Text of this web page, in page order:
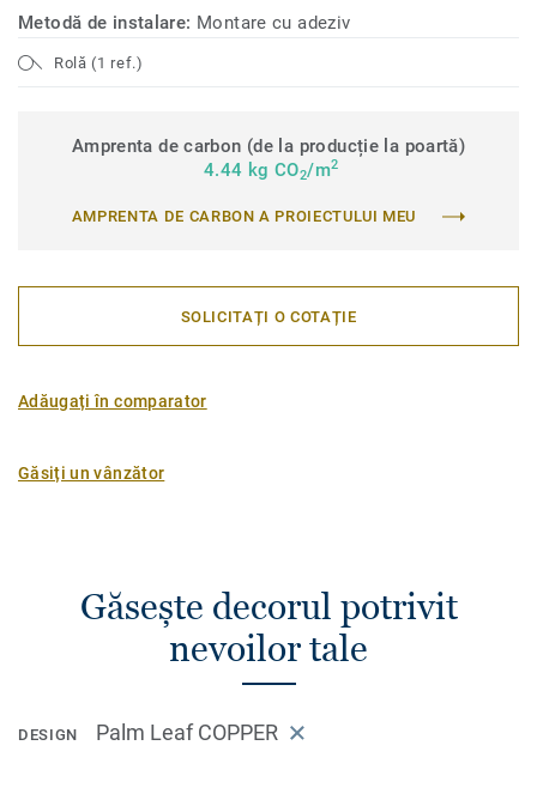
Metodă de instalare: Montare cu adeziv
Rolă (1 ref.)
Amprenta de carbon (de la producție la poartă)
4.44 kg CO2/m2
AMPRENTA DE CARBON A PROIECTULUI MEU
SOLICITAȚI O COTAȚIE
Adăugați în comparator
Găsiți un vânzător
Găsește decorul potrivit
nevoilor tale
DESIGN Palm Leaf COPPER